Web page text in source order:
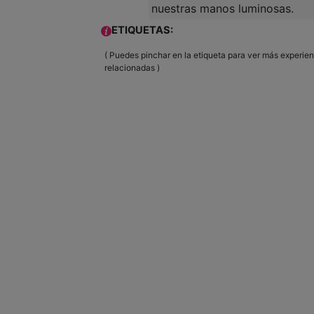
nuestras manos luminosas.
ETIQUETAS:
( Puedes pinchar en la etiqueta para ver más
relacionadas )